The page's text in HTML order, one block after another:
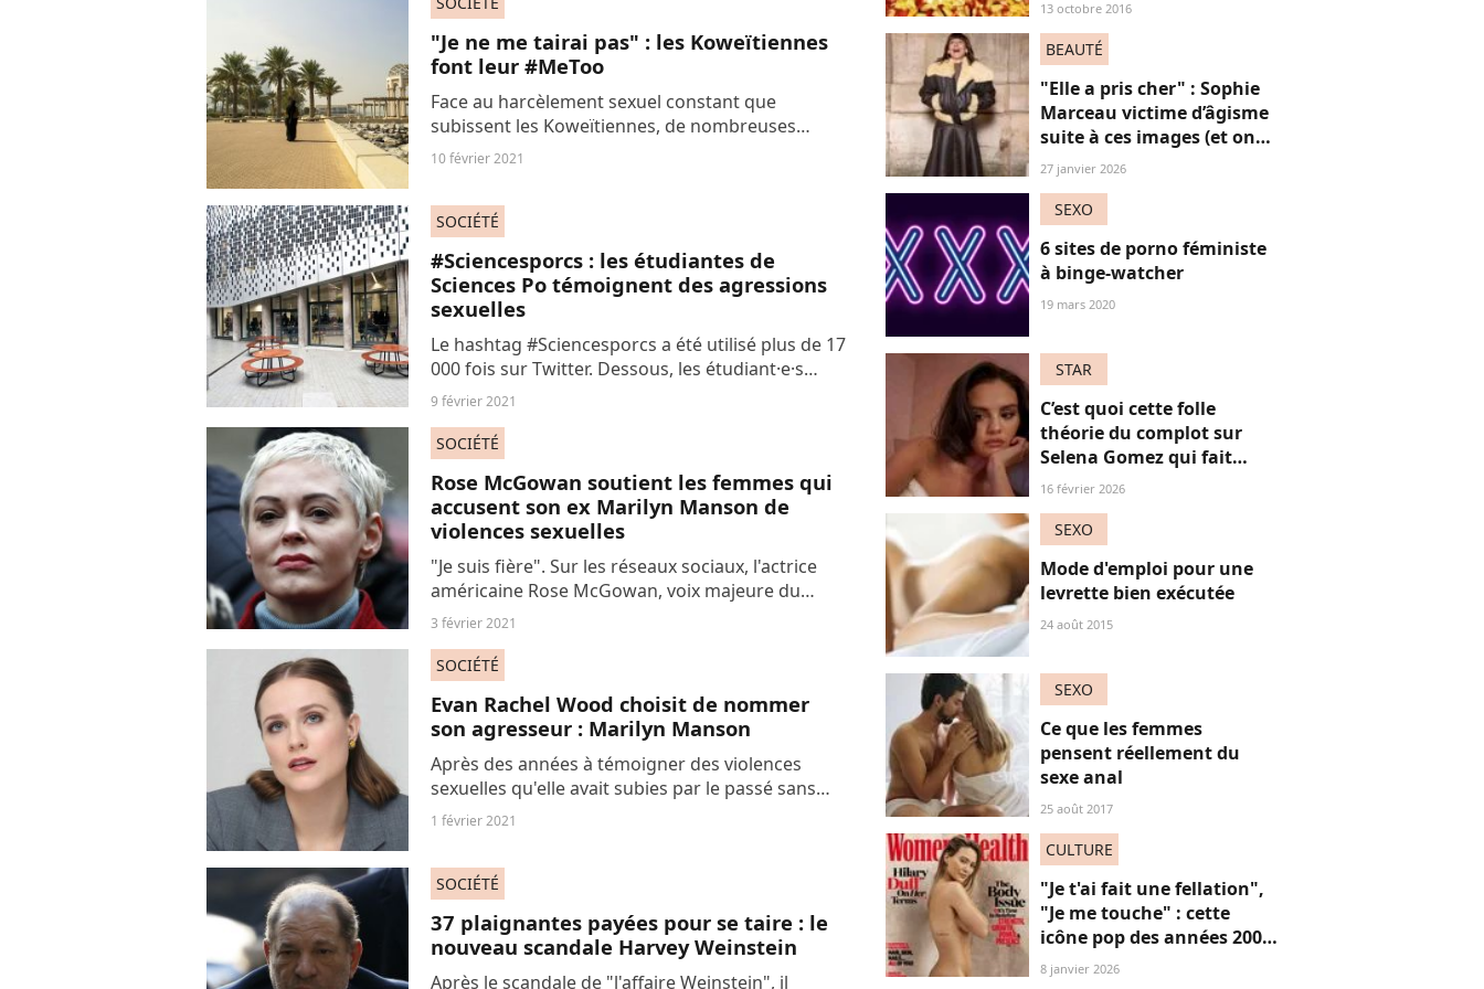
"Je ne me tairai pas" : les Koweïtiennes
font leur #MeToo
Face au harcèlement sexuel constant que
subissent les Koweïtiennes, de nombreuses
femmes ont brisé le silence au sein d'un pays
10 février 2021
SOCIÉTÉ
#Sciencesporcs : les étudiantes de
Sciences Po témoignent des agressions
sexuelles
Le hashtag #Sciencesporcs a été utilisé plus de 17
000 fois sur Twitter. Dessous, les étudiant·e·s
dénoncent des agressions sexuelles et des viols
9 février 2021
SOCIÉTÉ
Rose McGowan soutient les femmes qui
accusent son ex Marilyn Manson de
violences sexuelles
"Je suis fière". Sur les réseaux sociaux, l'actrice
américaine Rose McGowan, voix majeure du
mouvement féministe #MeToo, a tenu à soutenir
ancien...
3 février 2021
SOCIÉTÉ
Evan Rachel Wood choisit de nommer
son agresseur : Marilyn Manson
Après des années à témoigner des violences
sexuelles qu'elle avait subies par le passé sans
nommer son agresseur, l'actrice Evan Rachel
1 février 2021
SOCIÉTÉ
37 plaignantes payées pour se taire : le
nouveau scandale Harvey Weinstein
Après le scandale de "l'affaire Weinstein", il
13 octobre 2016
BEAUTÉ
"Elle a pris cher" : Sophie
Marceau victime d’âgisme
suite à ces images (et on
souffle très fort)
27 janvier 2026
SEXO
6 sites de porno féministe
à binge-watcher
19 mars 2020
STAR
C’est quoi cette folle
théorie du complot sur
Selena Gomez qui fait
parler Internet ?
16 février 2026
SEXO
Mode d'emploi pour une
levrette bien exécutée
24 août 2015
SEXO
Ce que les femmes
pensent réellement du
sexe anal
25 août 2017
CULTURE
"Je t'ai fait une fellation",
"Je me touche" : cette
icône pop des années 2000
revient enfin avec un son
8 janvier 2026